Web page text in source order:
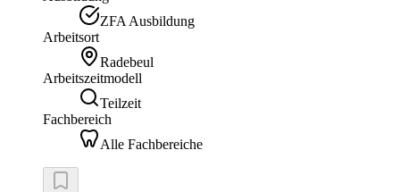
ZFA Ausbildung
Arbeitsort
Radebeul
Arbeitszeitmodell
Teilzeit
Fachbereich
Alle Fachbereiche